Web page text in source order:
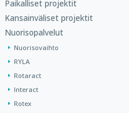
Paikalliset projektit
Kansainväliset projektit
Nuorisopalvelut
Nuorisovaihto
RYLA
Rotaract
Interact
Rotex